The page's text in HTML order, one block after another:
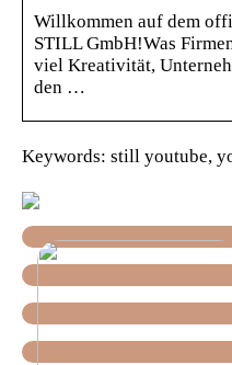
Willkommen auf dem
STILL GmbH!Was
viel Kreativität,
den …
Keywords: still youtube,